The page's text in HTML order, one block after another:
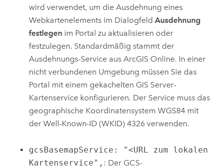
wird verwendet, um die Ausdehnung eines
Webkartenelements im DialogfeldAusdehnung
festlegen im Portal zu aktualisieren oder
festzulegen. Standardmäßig stammt der
Ausdehnungs-Service ausArcGIS Online. In einer
nicht verbundenen Umgebung müssen Sie das
Portal mit einem gekachelten GIS Server-
Kartenservice konfigurieren. Der Service muss das
geographische Koordinatensystem WGS84 mit
der Well-Known-ID (WKID) 4326 verwenden.
gcsBasemapService: "<URL zum lokalen
Kartenservice", : Der GCS-